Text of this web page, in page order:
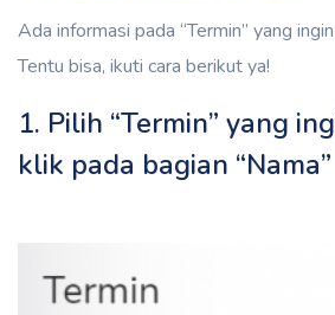
Ada informasi pada “Termin” yang
Tentu bisa, ikuti cara berikut ya!
1. Pilih “Termin” yang
klik pada bagian “Nama”